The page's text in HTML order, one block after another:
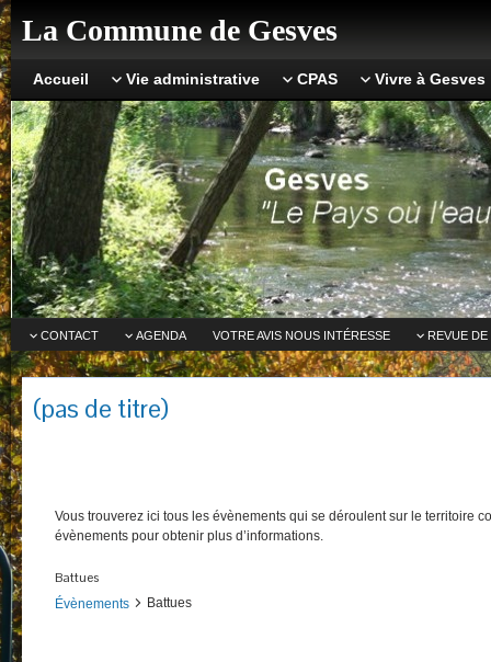
La Commune de Gesves
Accueil Vie administrative CPAS Vivre à Gesves
CONTACT AGENDA VOTRE AVIS NOUS INTÉRESSE REVUE DE
(pas de titre)
Vous trouverez ici tous les évènements qui se déroulent sur le territoire
évènements pour obtenir plus d’informations.
Battues
Évènements Battues